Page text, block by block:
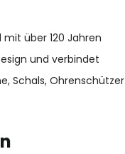
über 120 Jahren
und verbindet
Schals, Ohrenschützer